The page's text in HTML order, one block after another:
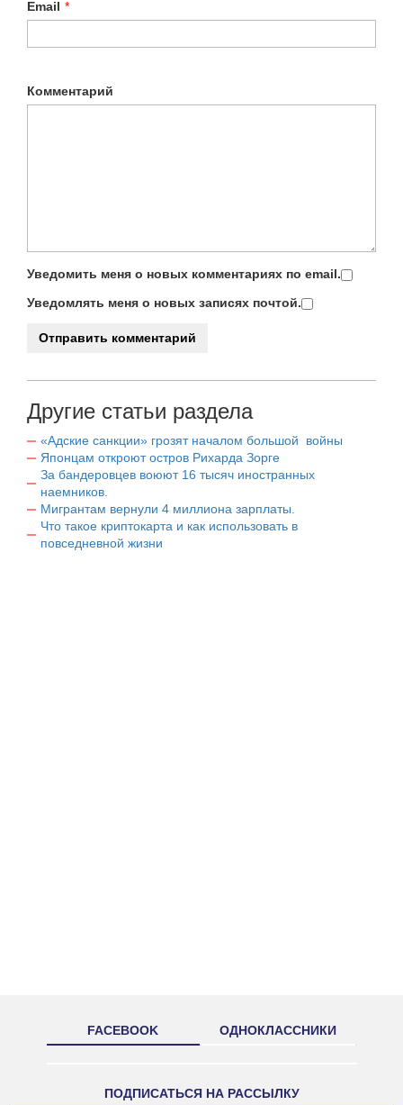
Email *
Комментарий
Уведомить меня о новых комментариях по email.
Уведомлять меня о новых записях почтой.
Другие статьи раздела
«Адские санкции» грозят началом большой войны
Японцам откроют остров Рихарда Зорге
За бандеровцев воюют 16 тысяч иностранных
наемников.
Мигрантам вернули 4 миллиона зарплаты.
Что такое криптокарта и как использовать в
повседневной жизни
FACEBOOK ОДНОКЛАССНИКИ
ПОДПИСАТЬСЯ НА РАССЫЛКУ